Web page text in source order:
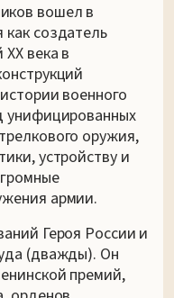
вошел в
создатель
века в
военного
унифицированных
оружия,
устройству и
армии.
Героя России и
(дважды). Он
премий,